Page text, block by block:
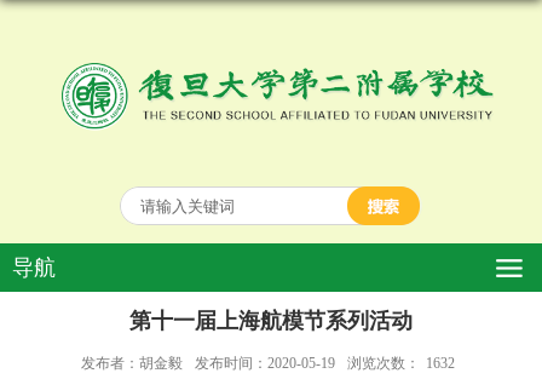
导航
第十一届上海航模节系列活动
发布者：胡金毅 发布时间：2020-05-19 浏览次数： 1632